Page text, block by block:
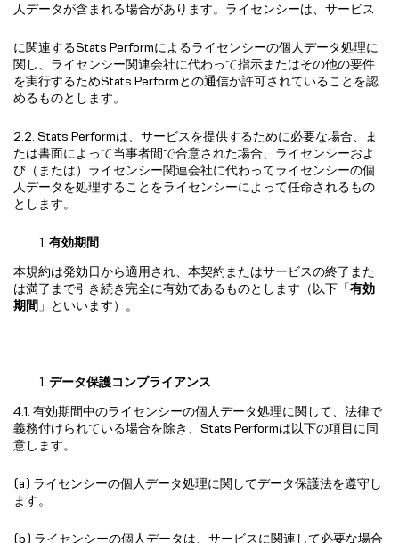
人データが含まれる場合があります。ライセンシーは、サービス
に関連するStats Performによるライセンシーの個人データ処理に
関し、ライセンシー関連会社に代わって指示またはその他の要件
を実行するためStats Performとの通信が許可されていることを認
めるものとします。
2.2. Stats Performは、サービスを提供するために必要な場合、ま
たは書面によって当事者間で合意された場合、ライセンシーおよ
び（または）ライセンシー関連会社に代わってライセンシーの個
人データを処理することをライセンシーによって任命されるもの
とします。
有効期間
本規約は発効日から適用され、本契約またはサービスの終了また
は満了まで引き続き完全に有効であるものとします（以下「有効
期間 」といいます）。
データ保護コンプライアンス
4.1. 有効期間中のライセンシーの個人データ処理に関して、法律で
義務付けられている場合を除き、Stats Performは以下の項目に同
意します。
(a) ライセンシーの個人データ処理に関してデータ保護法を遵守し
ます。
(b) ライセンシーの個人データは、サービスに関連して必要な場合